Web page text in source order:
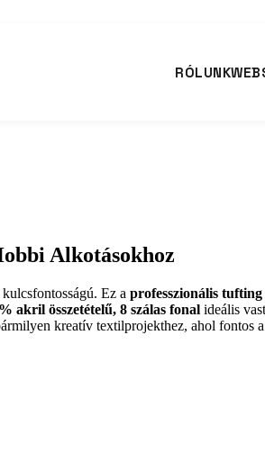
RÓLUNK
Alkotásokhoz
Ez a professzionális
akril összetételű, 8 szálas fonal ideális
kreatív textilprojekthez, ahol fontos